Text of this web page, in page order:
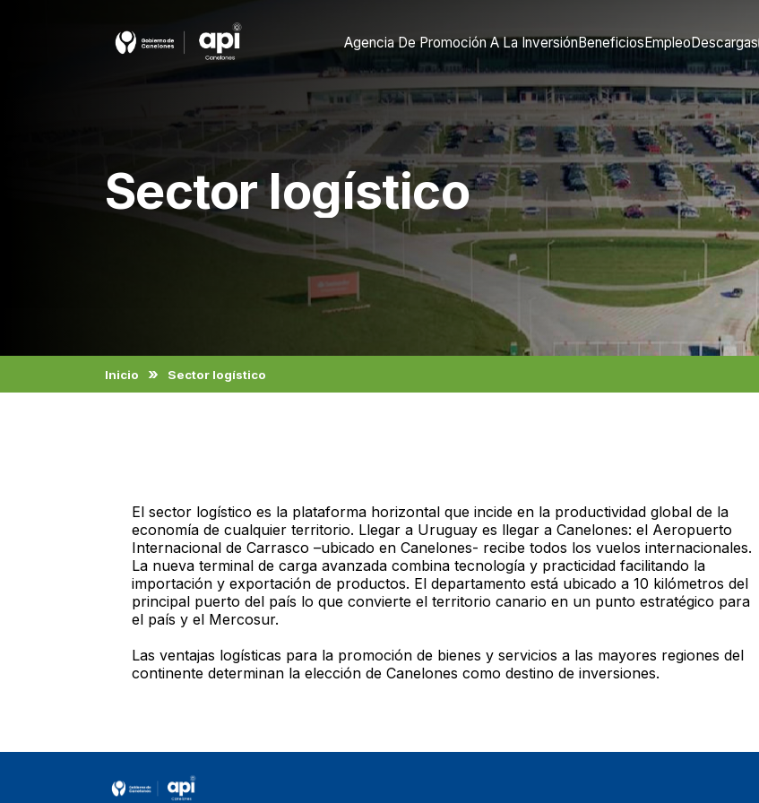
Agencia De Promoción A La InversiónBeneficiosEmpleoDescargas
Sector logístico
Inicio Sector logístico
El sector logístico es la plataforma horizontal que incide en la productividad global de la
economía de cualquier territorio. Llegar a Uruguay es llegar a Canelones: el Aeropuerto
Internacional de Carrasco –ubicado en Canelones- recibe todos los vuelos internacionales.
La nueva terminal de carga avanzada combina tecnología y practicidad facilitando la
importación y exportación de productos. El departamento está ubicado a 10 kilómetros del
principal puerto del país lo que convierte el territorio canario en un punto estratégico para
el país y el Mercosur.
Las ventajas logísticas para la promoción de bienes y servicios a las mayores regiones del
continente determinan la elección de Canelones como destino de inversiones.